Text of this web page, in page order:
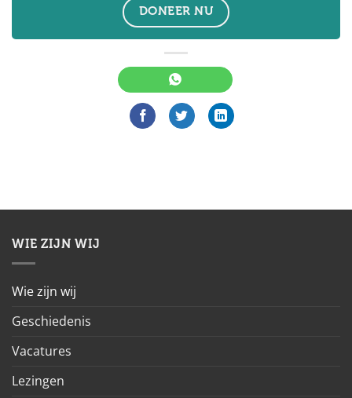
DONEER NU
WIE ZIJN WIJ
Wie zijn wij
Geschiedenis
Vacatures
Lezingen